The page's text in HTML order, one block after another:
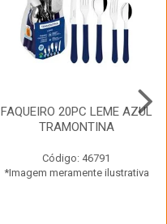
FAQUEIRO 20PC LEME AZUL
TRAMONTINA
Código: 46791
*Imagem meramente ilustrativa